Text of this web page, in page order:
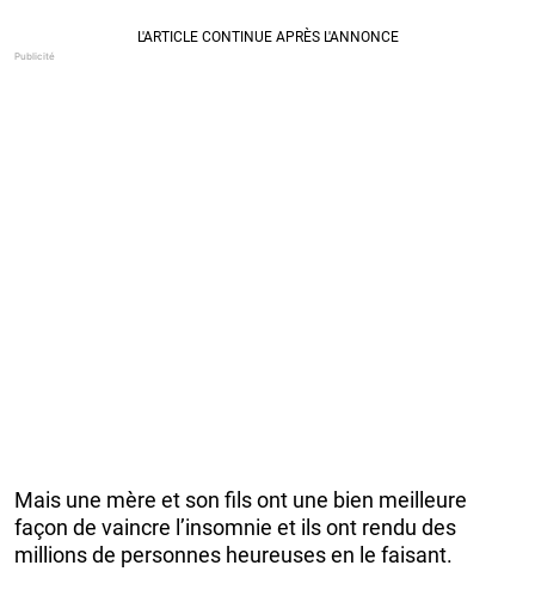
Mais une mère et son fils ont une bien meilleure
façon de vaincre l’insomnie et ils ont rendu des
millions de personnes heureuses en le faisant.